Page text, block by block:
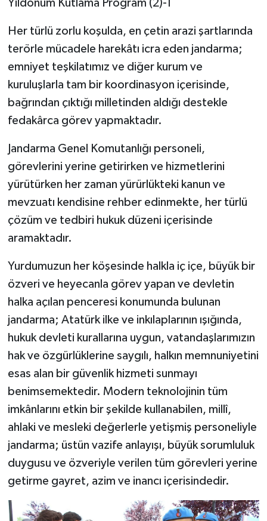
Her türlü zorlu koşulda, en çetin arazi şartlarında
terörle mücadele harekâtı icra eden jandarma;
emniyet teşkilatımız ve diğer kurum ve
kuruluşlarla tam bir koordinasyon içerisinde,
bağrından çıktığı milletinden aldığı destekle
fedakârca görev yapmaktadır.
Jandarma Genel Komutanlığı personeli,
görevlerini yerine getirirken ve hizmetlerini
yürütürken her zaman yürürlükteki kanun ve
mevzuatı kendisine rehber edinmekte, her türlü
çözüm ve tedbiri hukuk düzeni içerisinde
aramaktadır.
Yurdumuzun her köşesinde halkla iç içe, büyük bir
özveri ve heyecanla görev yapan ve devletin
halka açılan penceresi konumunda bulunan
jandarma; Atatürk ilke ve inkılaplarının ışığında,
hukuk devleti kurallarına uygun, vatandaşlarımızın
hak ve özgürlüklerine saygılı, halkın memnuniyetini
esas alan bir güvenlik hizmeti sunmayı
benimsemektedir. Modern teknolojinin tüm
imkânlarını etkin bir şekilde kullanabilen, millî,
ahlaki ve mesleki değerlerle yetişmiş personeliyle
jandarma; üstün vazife anlayışı, büyük sorumluluk
duygusu ve özveriyle verilen tüm görevleri yerine
getirme gayret, azim ve inancı içerisindedir.